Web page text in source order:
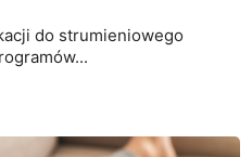
do strumieniowego